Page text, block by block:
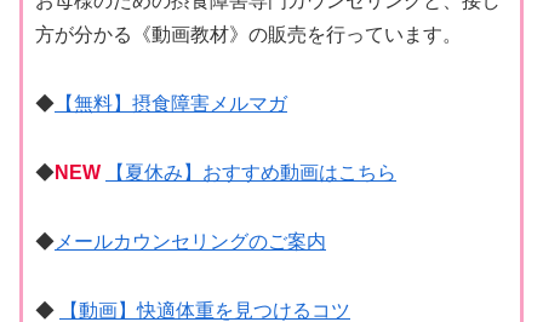
方が分かる《動画教材》の販売を行っています。
◆ 【無料】摂食障害メルマガ
◆NEW 【夏休み】おすすめ動画はこちら
◆ メールカウンセリングのご案内
◆ 【動画】快適体重を見つけるコツ